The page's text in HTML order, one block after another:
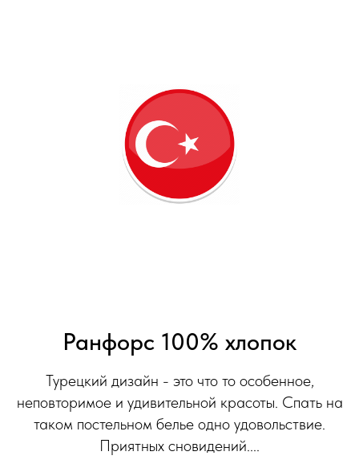
Ранфорс 100% хлопок
Турецкий дизайн - это что то особенное,
неповторимое и удивительной красоты. Спать на
таком постельном белье одно удовольствие.
Приятных сновидений....